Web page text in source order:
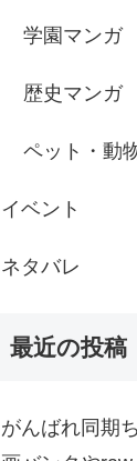
学園マンガ
歴史マンガ
ペット・動
イベント
ネタバレ
最近の投稿
がんばれ同期